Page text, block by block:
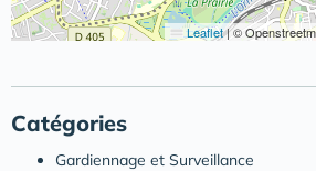
Leaflet|©
Catégories
Gardiennage et Surveillance